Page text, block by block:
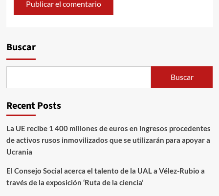
Buscar
Buscar
Recent Posts
La UE recibe 1 400 millones de euros en ingresos procedentes
de activos rusos inmovilizados que se utilizarán para apoyar a
Ucrania
El Consejo Social acerca el talento de la UAL a Vélez-Rubio a
través de la exposición ‘Ruta de la ciencia’